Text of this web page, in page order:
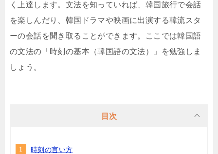
く上達します。文法を知っていれば、韓国旅行で会話
を楽しんだり、韓国ドラマや映画に出演する韓流スタ
ーの会話を聞き取ることができます。ここでは韓国語
の文法の「時刻の基本（韓国語の文法）」を勉強しま
しょう。
目次
時刻の言い方